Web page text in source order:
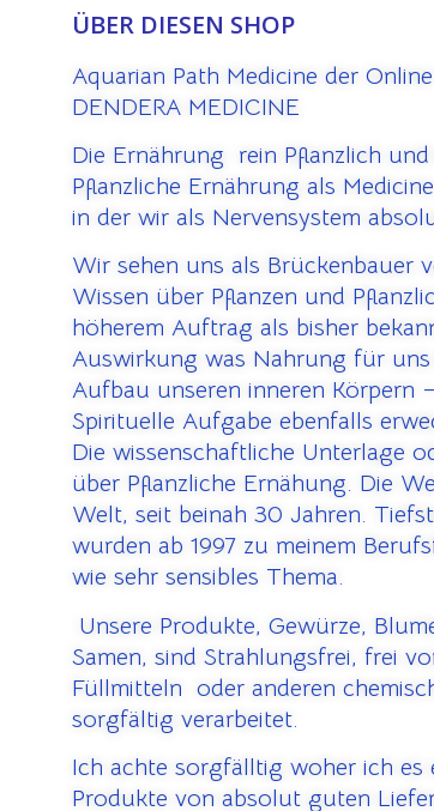
ÜBER DIESEN SHOP
Aquarian Path Medicine der
DENDERA MEDICINE
Die Ernährung rein Pflanzlich
Pflanzliche Ernährung als
in der wir als Nervensystem
Wir sehen uns als Brückenbauer
Wissen über Pflanzen und
höherem Auftrag als bisher
Auswirkung was Nahrung für
Aufbau unseren inneren Körpern
Spirituelle Aufgabe ebenfalls
Die wissenschaftliche Unterlage
über Pflanzliche Ernähung. Die
Welt, seit beinah 30 Jahren.
wurden ab 1997 zu meinem
wie sehr sensibles Thema.
Unsere Produkte, Gewürze,
Samen, sind Strahlungsfrei, frei
Füllmitteln oder anderen
sorgfältig verarbeitet.
Ich achte sorgfälltig woher ich es
Produkte von absolut guten